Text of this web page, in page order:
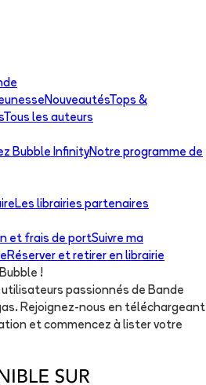
NouveautésTops &
Tous les auteurs
Bubble InfinityNotre programme de
Les librairies partenaires
et frais de portSuivre ma
Réserver et retirer en librairie
!
passionnés de Bande
Rejoignez-nous en téléchargeant
et commencez à lister votre